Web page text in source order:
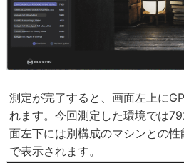
測定が完了すると、画面左上に
れます。今回測定した環境では
面左下には別構成のマシンとの
で表示されます。